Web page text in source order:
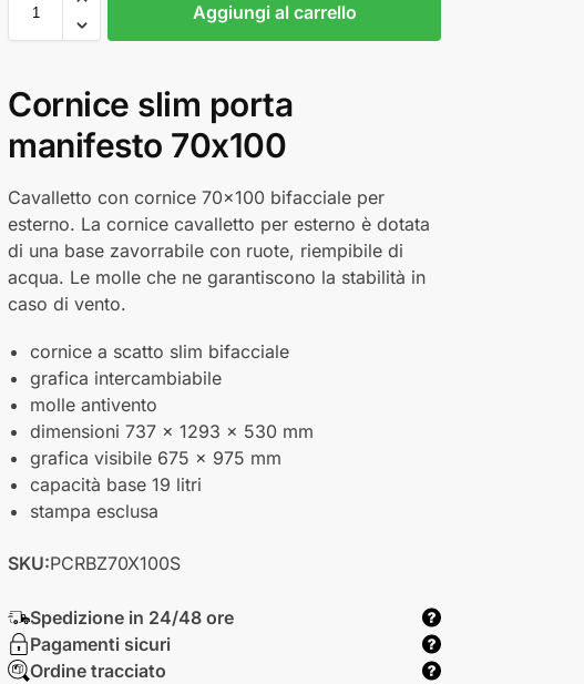
Aggiungi al carrello
Cornice slim porta
manifesto 70x100
Cavalletto con cornice 70x100 bifacciale per
esterno. La cornice cavalletto per esterno è dotata
di una base zavorrabile con ruote, riempibile di
acqua. Le molle che ne garantiscono la stabilità in
caso di vento.
cornice a scatto slim bifacciale
grafica intercambiabile
molle antivento
dimensioni 737 x 1293 x 530 mm
grafica visibile 675 x 975 mm
capacità base 19 litri
stampa esclusa
SKU:PCRBZ70X100S
Spedizione in 24/48 ore
Pagamenti sicuri
Ordine tracciato